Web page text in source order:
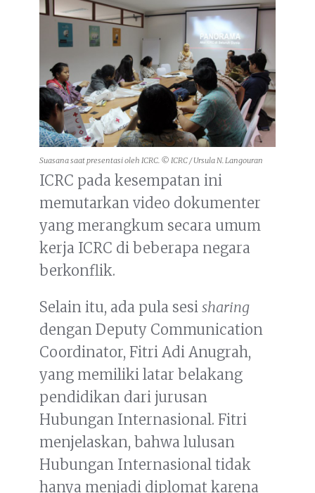
Suasana saat presentasi oleh ICRC. © ICRC / Ursula N. Langouran
ICRC pada kesempatan ini
memutarkan video dokumenter
yang merangkum secara umum
kerja ICRC di beberapa negara
berkonflik.
Selain itu, ada pula sesi sharing
dengan Deputy Communication
Coordinator, Fitri Adi Anugrah,
yang memiliki latar belakang
pendidikan dari jurusan
Hubungan Internasional. Fitri
menjelaskan, bahwa lulusan
Hubungan Internasional tidak
hanya menjadi diplomat karena